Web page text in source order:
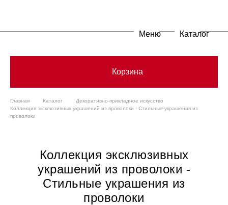
Меню Каталог
Корзина
Главная Каталог
Декоративно-прикладное искусство
Коллекция эксклюзивных украшений из проволоки - Стильные украшения из
проволоки
Коллекция эксклюзивных
украшений из проволоки -
Стильные украшения из
проволоки